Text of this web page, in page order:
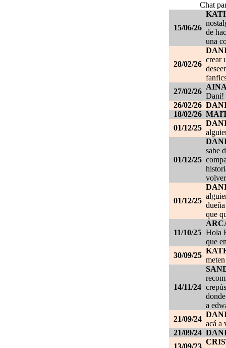
Chat
15/06/26
de
una
28/02/26
crear
27/02/26
Dani!
26/02/26
18/02/26
01/12/25
01/12/25
sabe
01/12/25
que
11/10/25 Hola
que
30/09/25
14/11/24
a
21/09/24
acá a
21/09/24